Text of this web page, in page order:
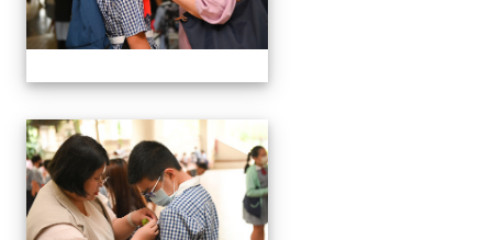
24屆文化國小畢業典禮